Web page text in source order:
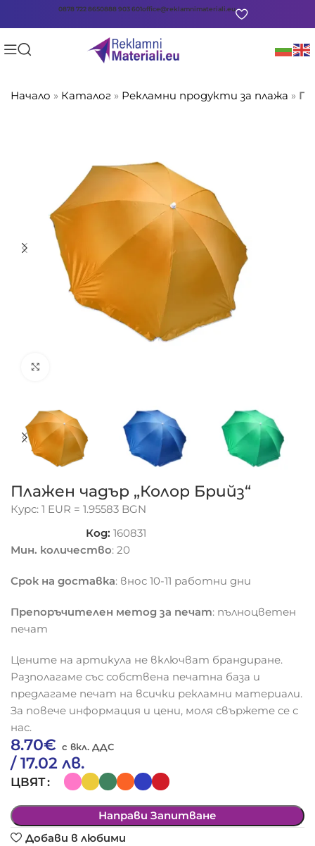
0878 722 8650888 903 601office@reklamnimateriali.eu
Начало » Каталог » Рекламни продукти за плажа »
Плажен чадър „Колор Брийз“
Курс: 1 EUR = 1.95583 BGN
Код:160831
Мин. количество: 20
Срок на доставка: внос 10-11 работни дни
Препоръчителен метод за печат: пълноцветен
печат
Цените на артикула не включват брандиране.
Разполагаме със собствена печатна база и
предлагаме печат на всички рекламни материали.
За повече информация и цени, моля свържете се с
нас.
8.70€
/ 17.02 лв.
ЦВЯТ
Направи Запитване
Добави в любими